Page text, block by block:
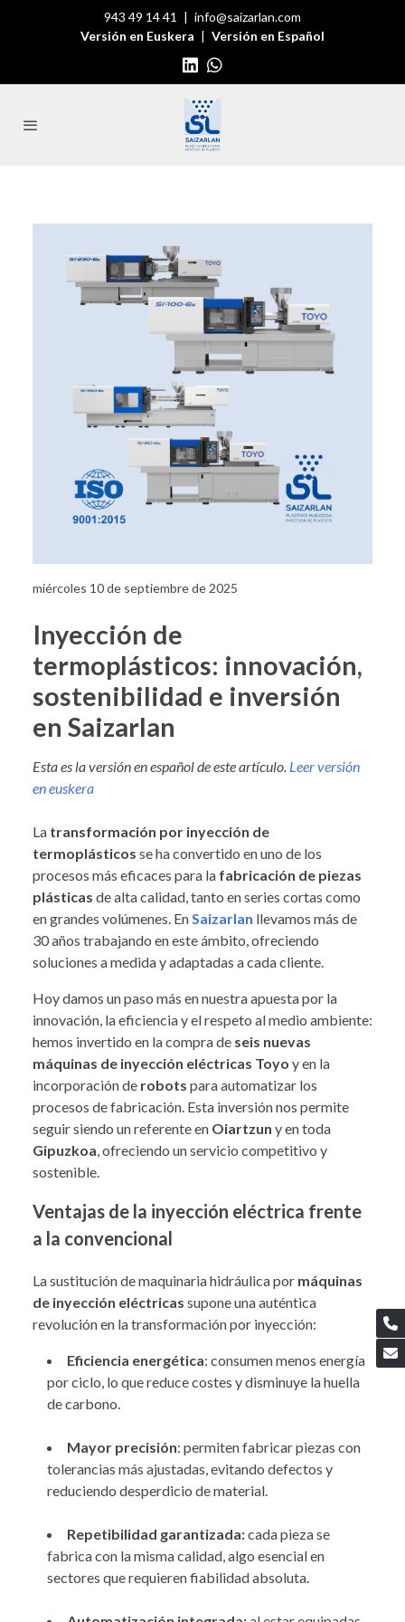
943 49 14 41 | info@saizarlan.com
Versión en Euskera | Versión en Español
miércoles 10 de septiembre de 2025
Inyección de
termoplásticos: innovación,
sostenibilidad e inversión
en Saizarlan
Esta es la versión en español de este artículo. Leer versión
en euskera
La transformación por inyección de
termoplásticos se ha convertido en uno de los
procesos más eficaces para la fabricación de piezas
plásticas de alta calidad, tanto en series cortas como
en grandes volúmenes. En Saizarlan llevamos más de
30 años trabajando en este ámbito, ofreciendo
soluciones a medida y adaptadas a cada cliente.
Hoy damos un paso más en nuestra apuesta por la
innovación, la eficiencia y el respeto al medio ambiente:
hemos invertido en la compra de seis nuevas
máquinas de inyección eléctricas Toyo y en la
incorporación de robots para automatizar los
procesos de fabricación. Esta inversión nos permite
seguir siendo un referente en Oiartzun y en toda
Gipuzkoa , ofreciendo un servicio competitivo y
sostenible.
Ventajas de la inyección eléctrica frente
a la convencional
La sustitución de maquinaria hidráulica por máquinas
de inyección eléctricas supone una auténtica
revolución en la transformación por inyección:
Eficiencia energética: consumen menos energía
por ciclo, lo que reduce costes y disminuye la huella
de carbono.
Mayor precisión: permiten fabricar piezas con
tolerancias más ajustadas, evitando defectos y
reduciendo desperdicio de material.
Repetibilidad garantizada:cada pieza se
fabrica con la misma calidad, algo esencial en
sectores que requieren fiabilidad absoluta.